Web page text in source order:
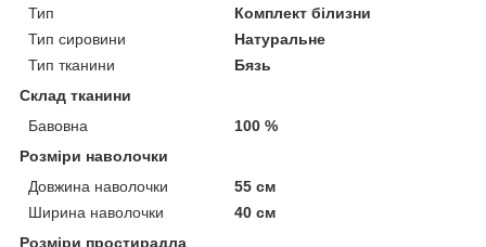
Тип
Комплект білизни
Тип сировини
Натуральне
Тип тканини
Бязь
Склад тканини
Бавовна
100 %
Розміри наволочки
Довжина наволочки
55 см
Ширина наволочки
40 см
Розміри простирадла